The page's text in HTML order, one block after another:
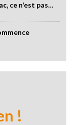
ce n'est pas…
!